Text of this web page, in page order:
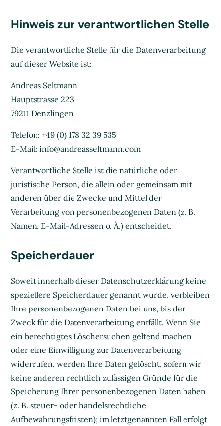
Hinweis zur verantwortlichen Stelle
Die verantwortliche Stelle für die Datenverarbeitung
auf dieser Website ist:
Andreas Seltmann
Hauptstrasse 223
79211 Denzlingen
Telefon: +49 (0) 178 32 39 535
E-Mail: info@andreasseltmann.com
Verantwortliche Stelle ist die natürliche oder
juristische Person, die allein oder gemeinsam mit
anderen über die Zwecke und Mittel der
Verarbeitung von personenbezogenen Daten (z. B.
Namen, E-Mail-Adressen o. Ä.) entscheidet.
Speicherdauer
Soweit innerhalb dieser Datenschutzerklärung keine
speziellere Speicherdauer genannt wurde, verbleiben
Ihre personenbezogenen Daten bei uns, bis der
Zweck für die Datenverarbeitung entfällt. Wenn Sie
ein berechtigtes Löschersuchen geltend machen
oder eine Einwilligung zur Datenverarbeitung
widerrufen, werden Ihre Daten gelöscht, sofern wir
keine anderen rechtlich zulässigen Gründe für die
Speicherung Ihrer personenbezogenen Daten haben
(z. B. steuer- oder handelsrechtliche
Aufbewahrungsfristen); im letztgenannten Fall erfolgt